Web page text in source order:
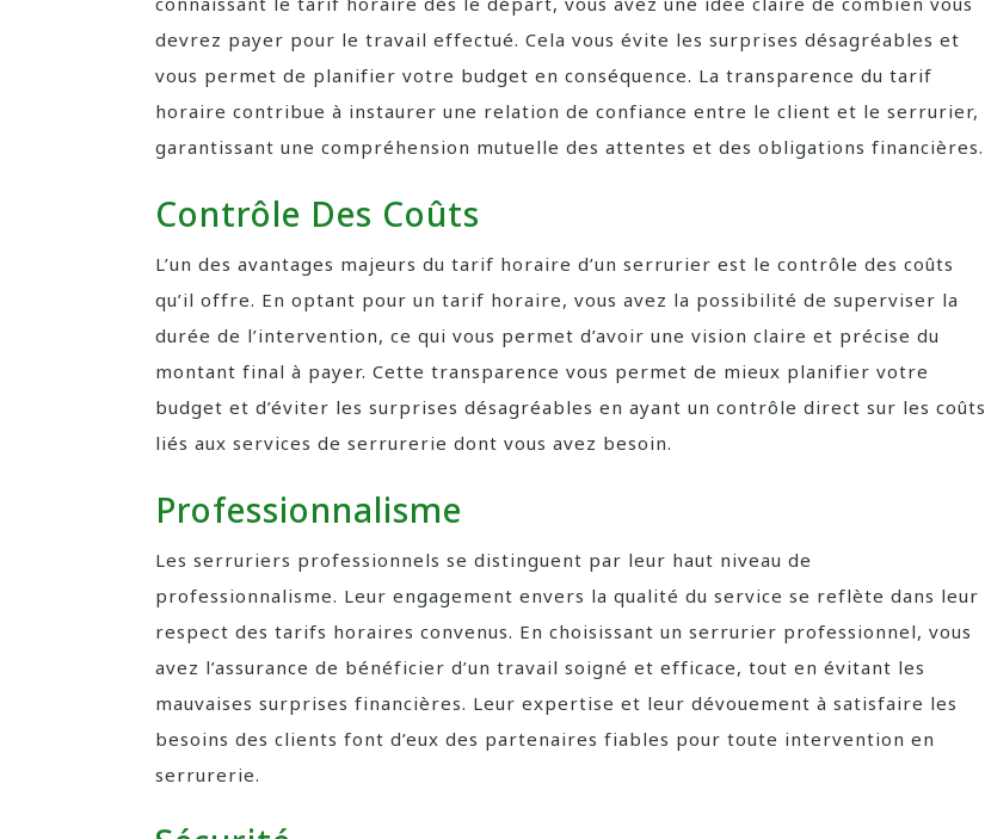
devrez payer pour le travail effectué. Cela vous évite les surprises désagréables et
vous permet de planifier votre budget en conséquence. La transparence du tarif
horaire contribue à instaurer une relation de confiance entre le client et le serrurier,
garantissant une compréhension mutuelle des attentes et des obligations financières.
Contrôle Des Coûts
L’un des avantages majeurs du tarif horaire d’un serrurier est le contrôle des coûts
qu’il offre. En optant pour un tarif horaire, vous avez la possibilité de superviser la
durée de l’intervention, ce qui vous permet d’avoir une vision claire et précise du
montant final à payer. Cette transparence vous permet de mieux planifier votre
budget et d’éviter les surprises désagréables en ayant un contrôle direct sur les coûts
liés aux services de serrurerie dont vous avez besoin.
Professionnalisme
Les serruriers professionnels se distinguent par leur haut niveau de
professionnalisme. Leur engagement envers la qualité du service se reflète dans leur
respect des tarifs horaires convenus. En choisissant un serrurier professionnel, vous
avez l’assurance de bénéficier d’un travail soigné et efficace, tout en évitant les
mauvaises surprises financières. Leur expertise et leur dévouement à satisfaire les
besoins des clients font d’eux des partenaires fiables pour toute intervention en
serrurerie.